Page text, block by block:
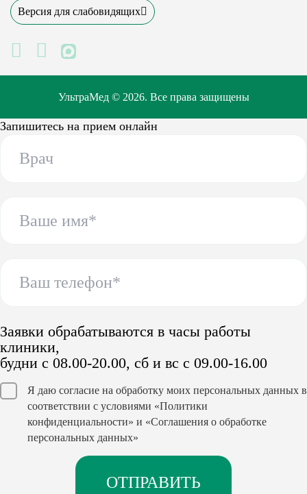
Версия для слабовидящих
УльтраМед © 2026. Все права защищены
Запишитесь на прием онлайн
Заявки обрабатываются в часы работы
клиники,
будни с 08.00-20.00, сб и вс с 09.00-16.00
Я даю согласие на обработку моих персональных данных в
соответствии с условиями «Политики
конфиденциальности» и «Соглашения о обработке
персональных данных»